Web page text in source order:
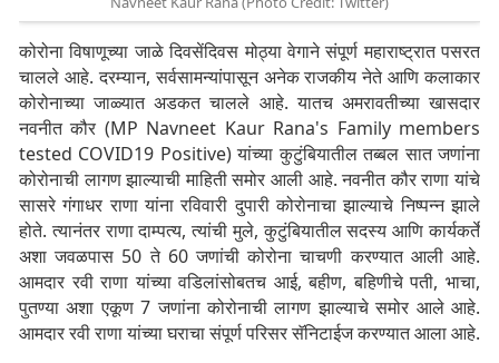
कोरोना विषाणूच्या जाळे दिवसेंदिवस मोठ्या वेगाने संपूर्ण महाराष्ट्रात पसरत
चालले आहे. दरम्यान, सर्वसामन्यांपासून अनेक राजकीय नेते आणि कलाकार
कोरोनाच्या जाळ्यात अडकत चालले आहे. यातच अमरावतीच्या खासदार
नवनीत कौर (MP Navneet Kaur Rana's Family members
tested COVID19 Positive) यांच्या कुटुंबियातील तब्बल सात जणांना
कोरोनाची लागण झाल्याची माहिती समोर आली आहे. नवनीत कौर राणा यांचे
सासरे गंगाधर राणा यांना रविवारी दुपारी कोरोनाचा झाल्याचे निष्पन्न झाले
होते. त्यानंतर राणा दाम्पत्य, त्यांची मुले, कुटुंबियातील सदस्य आणि कार्यकर्ते
अशा जवळपास 50 ते 60 जणांची कोरोना चाचणी करण्यात आली आहे.
आमदार रवी राणा यांच्या वडिलांसोबतच आई, बहीण, बहिणीचे पती, भाचा,
पुतण्या अशा एकूण 7 जणांना कोरोनाची लागण झाल्याचे समोर आले आहे.
आमदार रवी राणा यांच्या घराचा संपूर्ण परिसर सॅनिटाईज करण्यात आला आहे.